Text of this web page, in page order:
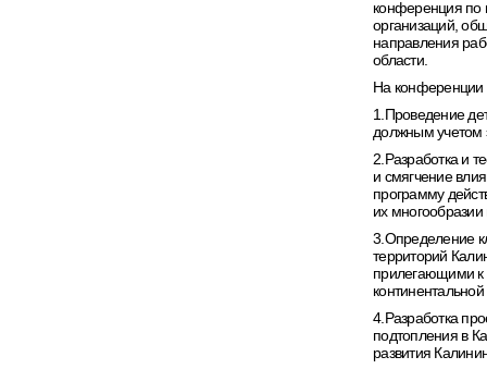
конференция по
организаций,
направления
области.
На конференции
1.Проведение
должным учетом
2.Разработка и
и смягчение
программу
их
3.Определение
территорий
прилегающими к
4.Разработка
подтопления в
развития